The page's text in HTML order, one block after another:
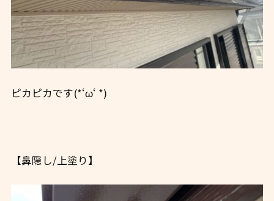
ピカピカです(*‘ω‘ *)
【鼻隠し/上塗り】